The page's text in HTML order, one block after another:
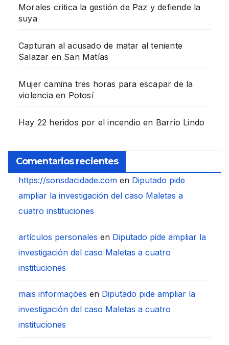
Morales critica la gestión de Paz y defiende la
suya
Capturan al acusado de matar al teniente
Salazar en San Matías
Mujer camina tres horas para escapar de la
violencia en Potosí
Hay 22 heridos por el incendio en Barrio Lindo
Comentarios recientes
https://sonsdacidade.com en Diputado pide
ampliar la investigación del caso Maletas a
cuatro instituciones
artículos personales en Diputado pide ampliar la
investigación del caso Maletas a cuatro
instituciones
mais informações en Diputado pide ampliar la
investigación del caso Maletas a cuatro
instituciones